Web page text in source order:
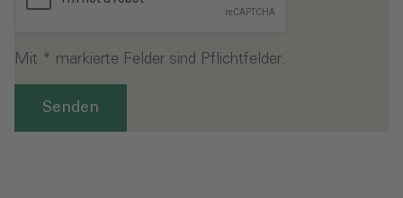
Mit * markierte Felder sind Pflichtfelder.
Senden